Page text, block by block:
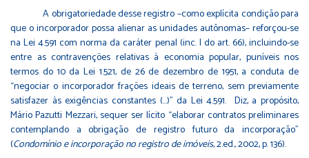
A obrigatoriedade desse registro –como explícita condição para
que o incorporador possa alienar as unidades autônomas– reforçou-se
na Lei 4.591 com norma da caráter penal (inc. I do art. 66), incluindo-se
entre as contravenções relativas à economia popular, puníveis nos
termos do 10 da Lei 1.521, de 26 de dezembro de 1951, a conduta de
“negociar o incorporador frações ideais de terreno, sem previamente
satisfazer às exigências constantes (…)” da Lei 4.591. Diz, a propósito,
Mário Pazutti Mezzari, sequer ser lícito “elaborar contratos preliminares
contemplando a obrigação de registro futuro da incorporação”
(Condomínio e incorporação no registro de imóveis, 2.ed., 2002, p. 136).